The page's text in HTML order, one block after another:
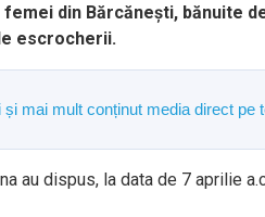
din Bărcănești,
escrocherii.
mai mult conținut media direct
au dispus, la data de 7 aprilie